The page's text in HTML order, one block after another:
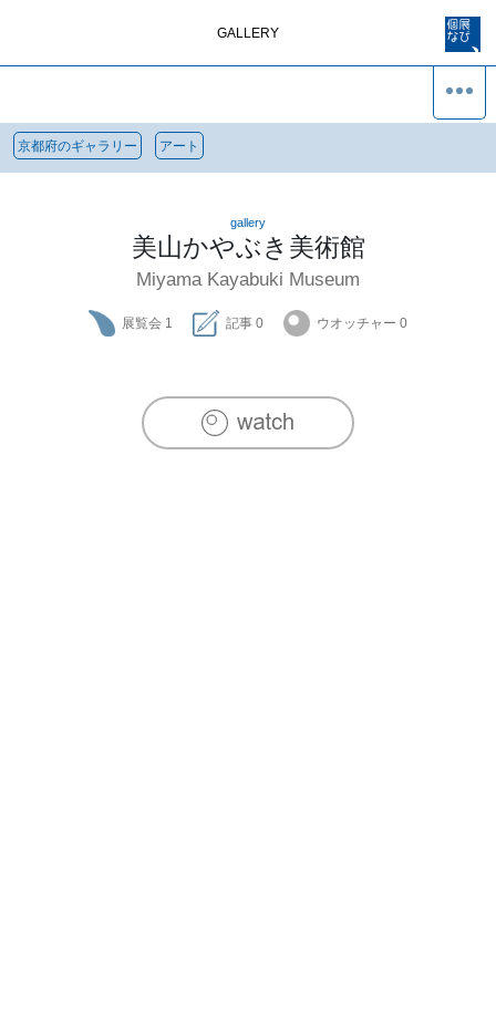
GALLERY
京都府のギャラリー アート
gallery
美山かやぶき美術館
Miyama Kayabuki Museum
展覧会 1 記事 0 ウオッチャー 0